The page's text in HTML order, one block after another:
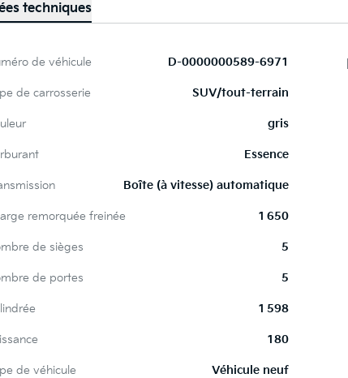
techniques
de véhicule D-0000000589-6971
de carrosserie SUV/tout-terrain
gris
Essence
Boîte (à vitesse) automatique
remorquée freinée 1 650
de sièges 5
de portes 5
1 598
180
de véhicule Véhicule neuf